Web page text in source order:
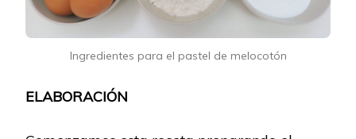
Ingredientes para el pastel de melocotón
ELABORACIÓN